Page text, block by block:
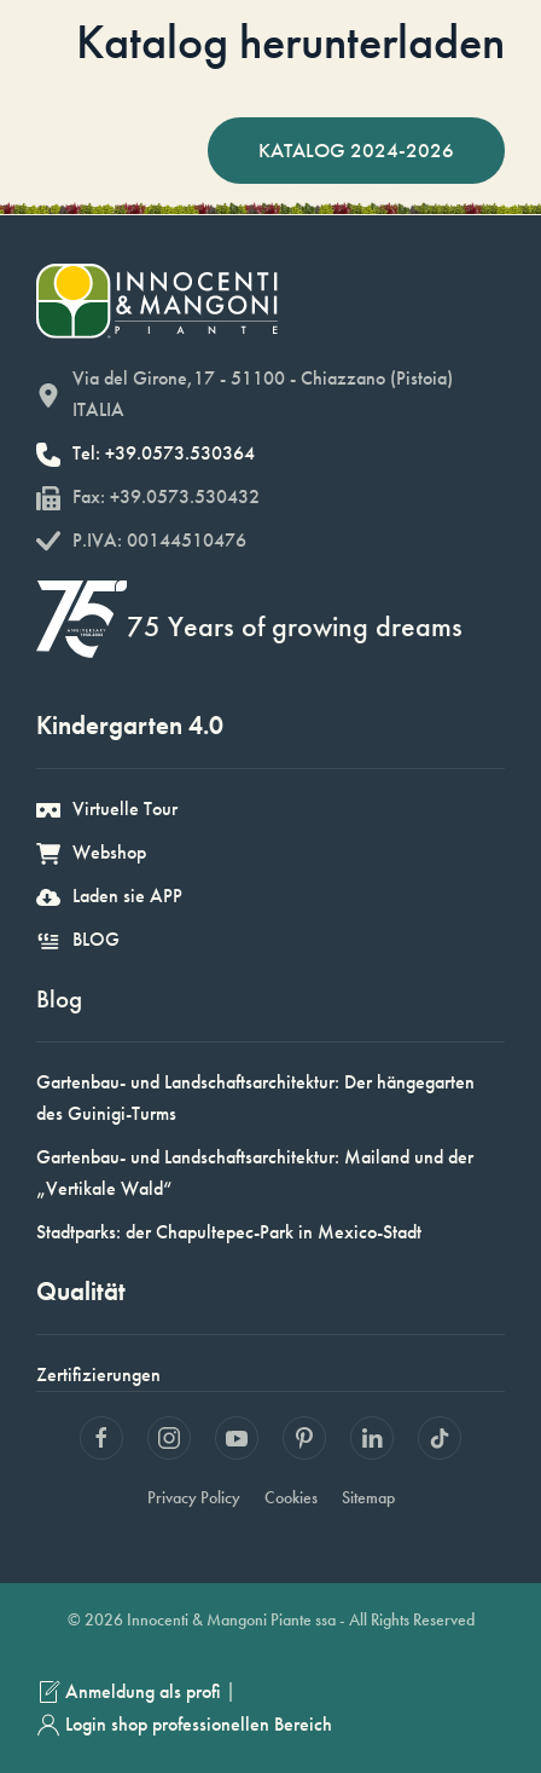
Katalog herunterladen
KATALOG 2024-2026
Via del Girone,17 - 51100 - Chiazzano (Pistoia)
ITALIA
Tel: +39.0573.530364
Fax: +39.0573.530432
P.IVA: 00144510476
75 Years of growing dreams
Kindergarten 4.0
Virtuelle Tour
Webshop
Laden sie APP
BLOG
Blog
Gartenbau- und Landschaftsarchitektur: Der hängegarten
des Guinigi-Turms
Gartenbau- und Landschaftsarchitektur: Mailand und der
„Vertikale Wald“
Stadtparks: der Chapultepec-Park in Mexico-Stadt
Qualität
Zertifizierungen
Privacy Policy Cookies Sitemap
© 2026 Innocenti & Mangoni Piante ssa - All Rights Reserved
Anmeldung als profi |
Login shop professionellen Bereich